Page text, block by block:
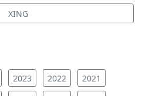
XING
2023 2022
2021